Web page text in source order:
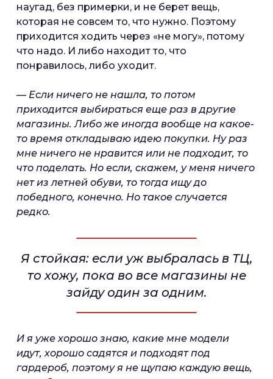
наугад, без примерки, и не берет вещь,
которая не совсем то, что нужно. Поэтому
приходится ходить через «не могу», потому
что надо. И либо находит то, что
понравилось, либо уходит.
— Если ничего не нашла, то потом
приходится выбираться еще раз в другие
магазины. Либо же иногда вообще на какое-
то время откладываю идею покупки. Ну раз
мне ничего не нравится или не подходит, то
что поделать. Но если, скажем, у меня ничего
нет из летней обуви, то тогда ищу до
победного, конечно. Но такое случается
редко.
Я стойкая: если уж выбралась в ТЦ,
то хожу, пока во все магазины не
зайду один за одним.
И я уже хорошо знаю, какие мне модели
идут, хорошо садятся и подходят под
гардероб, поэтому я не щупаю каждую вещь,